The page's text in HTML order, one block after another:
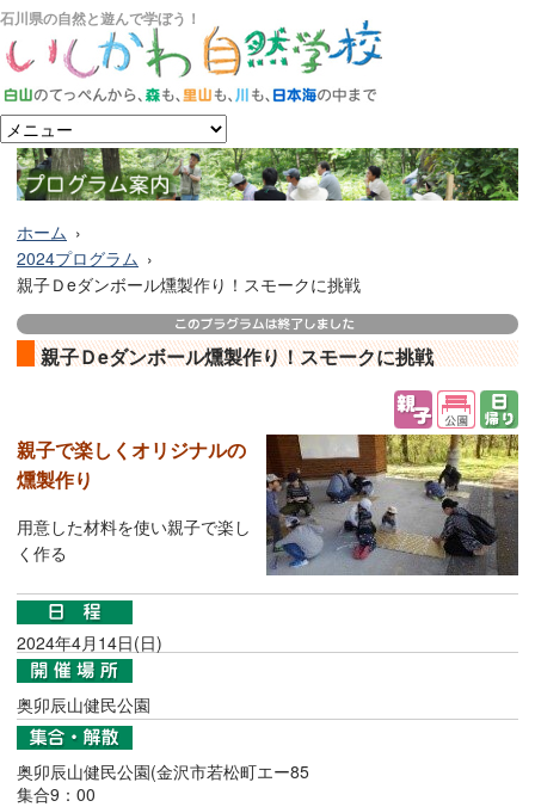
石川県の自然と遊んで学ぼう！
ホーム
2024プログラム
親子Ｄeダンボール燻製作り！スモークに挑戦
親子Ｄeダンボール燻製作り！スモークに挑戦
親子で楽しくオリジナルの
燻製作り
用意した材料を使い親子で楽し
く作る
2024年4月14日(日)
奥卯辰山健民公園
奥卯辰山健民公園(金沢市若松町エー85
集合9：00